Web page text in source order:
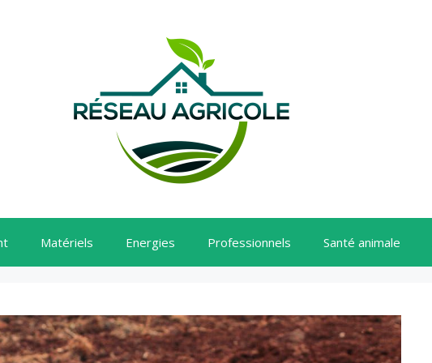
Matériels Energies Professionnels Santé animale